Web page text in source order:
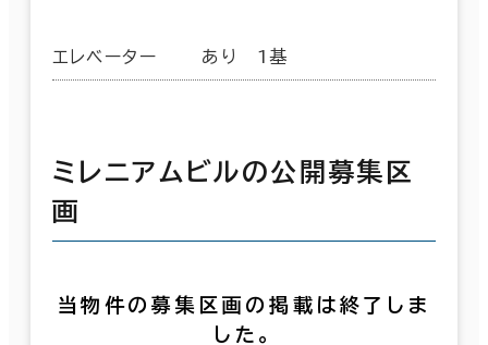
エレベーター あり 1基
ミレニアムビルの公開募集区
画
当物件の募集区画の掲載は終了しま
した。